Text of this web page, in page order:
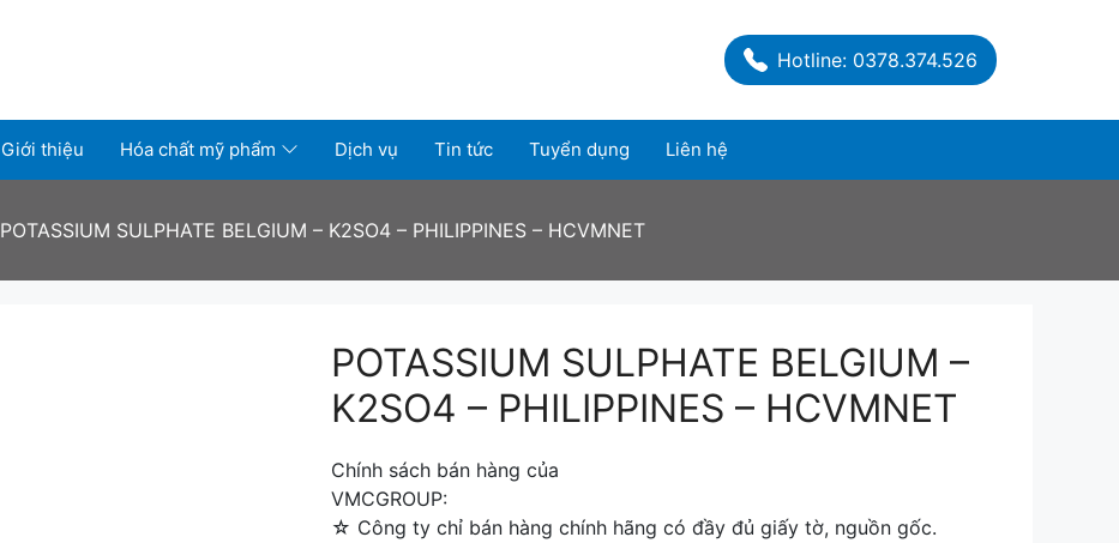
Hotline: 0378.374.526
Giới thiệu Hóa chất mỹ phẩm Dịch vụ Tin tức Tuyển dụng Liên hệ
POTASSIUM SULPHATE BELGIUM – K2SO4 – PHILIPPINES – HCVMNET
POTASSIUM SULPHATE BELGIUM –
K2SO4 – PHILIPPINES – HCVMNET
Chính sách bán hàng của
VMCGROUP:
☆ Công ty chỉ bán hàng chính hãng có đầy đủ giấy tờ, nguồn gốc.